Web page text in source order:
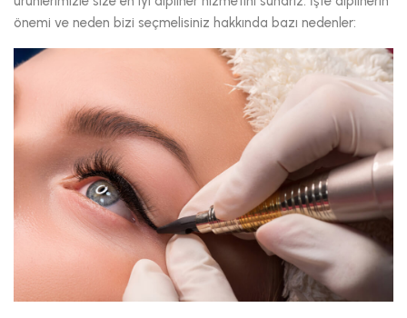
önemi ve neden bizi seçmelisiniz hakkında bazı nedenler: